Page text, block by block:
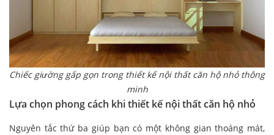
Chiếc giường gấp gọn trong thiết kế nội thất căn hộ nhỏ thông
minh
Lựa chọn phong cách khi thiết kế nội thất căn hộ nhỏ
Nguyên tắc thứ ba giúp bạn có một không gian thoáng mát,